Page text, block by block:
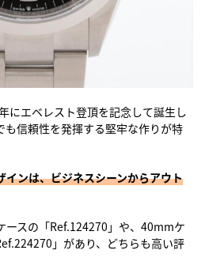
にエベレスト登頂を記念して誕生し
も信頼性を発揮する堅牢な作りが特
インは、ビジネスシーンからアウト
スの「Ref.124270」や、40mmケ
」があり、どちらも高い評